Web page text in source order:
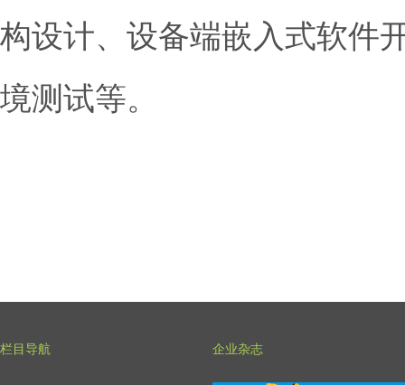
构设计、设备端嵌入式软件
境测试等。
栏目导航 企业杂志